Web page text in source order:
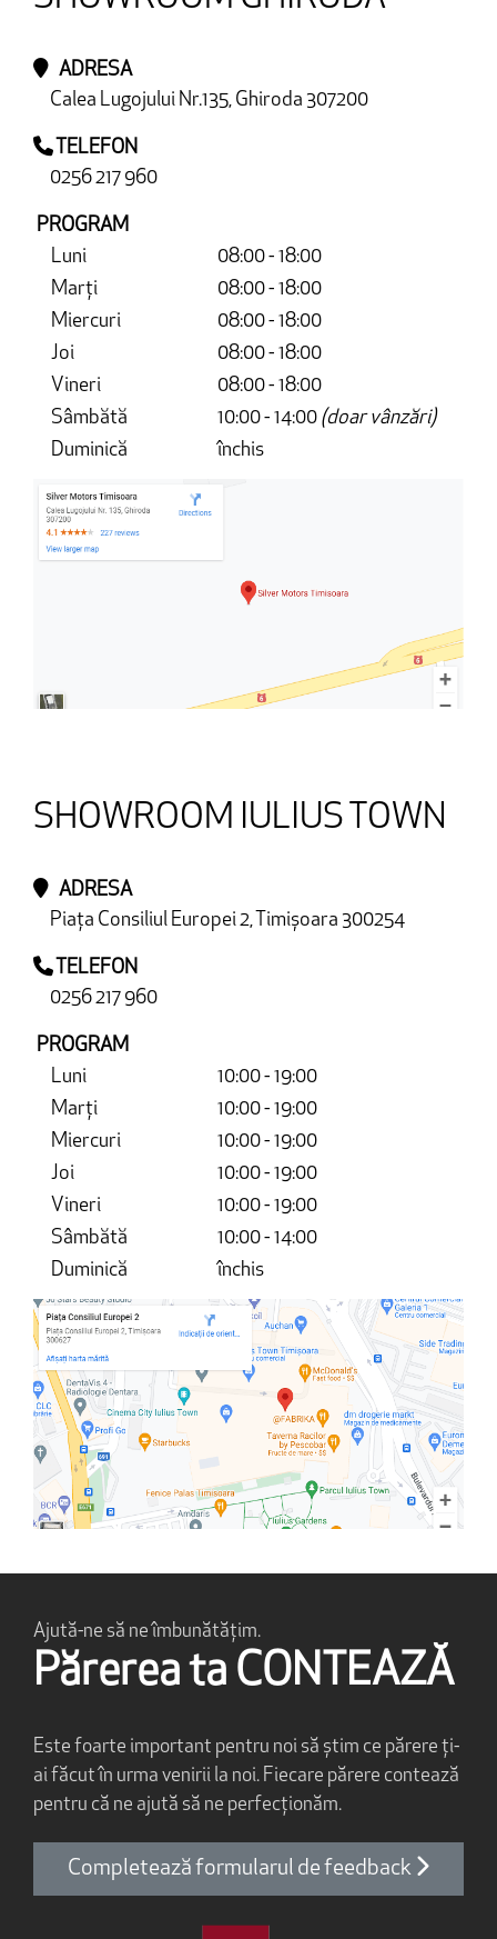
ADRESA
Calea Lugojului Nr.135, Ghiroda 307200
TELEFON
0256 217 960
PROGRAM
Luni
08:00 - 18:00
Marți
08:00 - 18:00
Miercuri
08:00 - 18:00
Joi
08:00 - 18:00
Vineri
08:00 - 18:00
Sâmbătă
10:00 - 14:00 (doar vânzări)
Duminică
închis
SHOWROOM IULIUS TOWN
ADRESA
Piața Consiliul Europei 2, Timișoara 300254
TELEFON
0256 217 960
PROGRAM
Luni
10:00 - 19:00
Marți
10:00 - 19:00
Miercuri
10:00 - 19:00
Joi
10:00 - 19:00
Vineri
10:00 - 19:00
Sâmbătă
10:00 - 14:00
Duminică
închis
Ajută-ne să ne îmbunătățim.
Părerea ta CONTEAZĂ
Este foarte important pentru noi să știm ce părere ți-
ai făcut în urma venirii la noi. Fiecare părere contează
pentru că ne ajută să ne perfecționăm.
Completează formularul de feedback